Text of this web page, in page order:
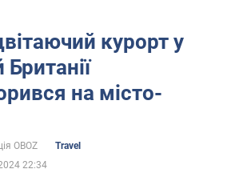
курорт у
Британії
на місто-
OBOZ
Travel
22:34